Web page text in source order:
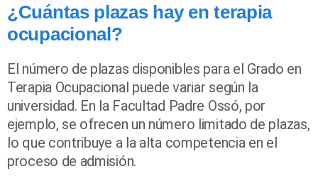
¿Cuántas plazas hay en terapia
ocupacional?
El número de plazas disponibles para el Grado en
Terapia Ocupacional puede variar según la
universidad. En la Facultad Padre Ossó, por
ejemplo, se ofrecen un número limitado de plazas,
lo que contribuye a la alta competencia en el
proceso de admisión.